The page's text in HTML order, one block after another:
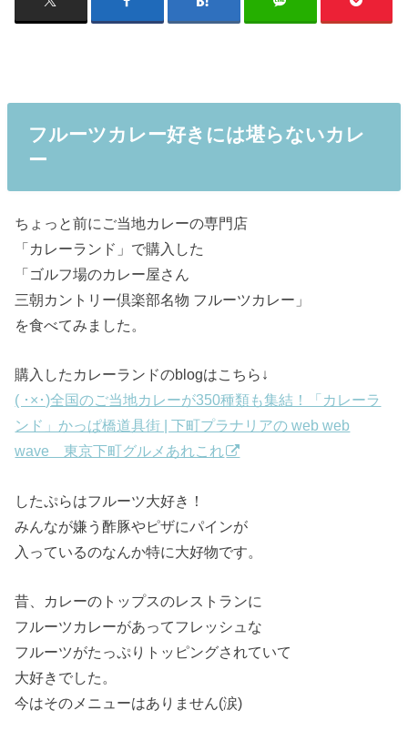
フルーツカレー好きには堪らないカレ
ー
ちょっと前にご当地カレーの専門店
「カレーランド」で購入した
「ゴルフ場のカレー屋さん
三朝カントリー倶楽部名物 フルーツカレー」
を食べてみました。
購入したカレーランドのblogはこちら↓
( ･×･)全国のご当地カレーが350種類も集結！「カレーラ
ンド」かっぱ橋道具街 | 下町プラナリアの web web
wave 東京下町グルメあれこれ
したぷらはフルーツ大好き！
みんなが嫌う酢豚やピザにパインが
入っているのなんか特に大好物です。
昔、カレーのトップスのレストランに
フルーツカレーがあってフレッシュな
フルーツがたっぷりトッピングされていて
大好きでした。
今はそのメニューはありません(涙)